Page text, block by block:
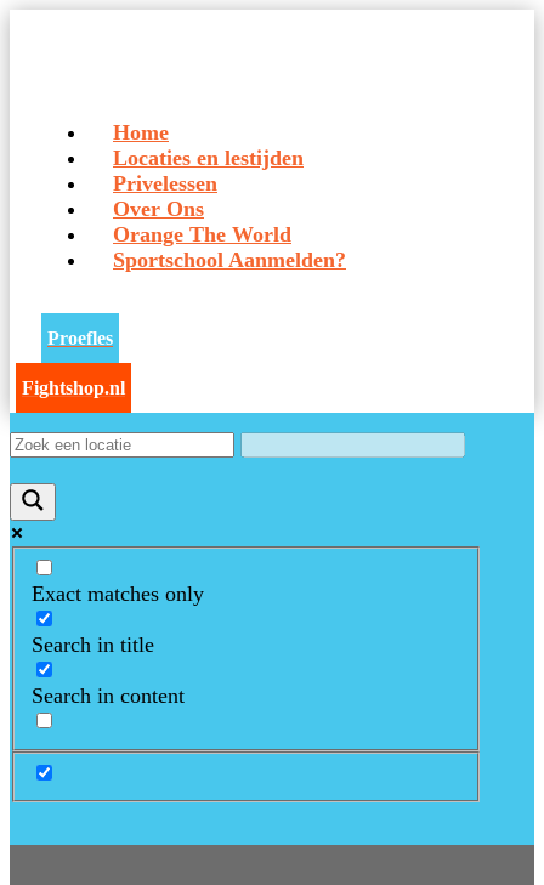
Home
Locaties en lestijden
Privelessen
Over Ons
Orange The World
Sportschool Aanmelden?
Proefles
Fightshop.nl
Exact matches only
Search in title
Search in content